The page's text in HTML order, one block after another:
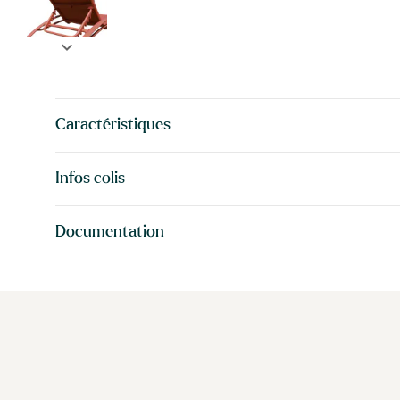
expand_more
Caractéristiques
Infos colis
Documentation